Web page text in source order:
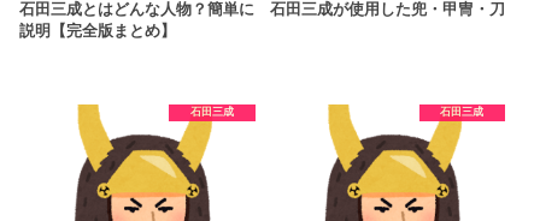
石田三成とはどんな人物？簡単に
説明【完全版まとめ】
石田三成が使用した兜・甲冑・刀
石田三成 石田三成